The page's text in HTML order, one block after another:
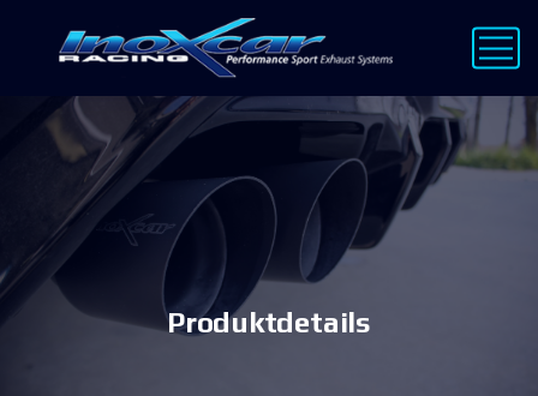
Produktdetails